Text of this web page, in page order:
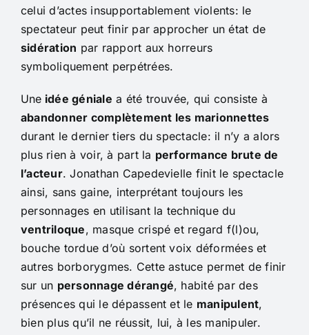
celui d’actes insupportablement violents: le
spectateur peut finir par approcher un état de
sidération par rapport aux horreurs
symboliquement perpétrées.
Une idée géniale a été trouvée, qui consiste à
abandonner complètement les marionnettes
durant le dernier tiers du spectacle: il n’y a alors
plus rien à voir, à part la performance brute de
l’acteur. Jonathan Capedevielle finit le spectacle
ainsi, sans gaine, interprétant toujours les
personnages en utilisant la technique du
ventriloque, masque crispé et regard f(l)ou,
bouche tordue d’où sortent voix déformées et
autres borborygmes. Cette astuce permet de finir
sur un personnage dérangé, habité par des
présences qui le dépassent et le manipulent,
bien plus qu’il ne réussit, lui, à les manipuler.